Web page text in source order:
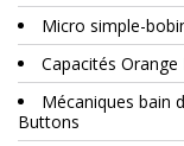
Micro simple-
Capacités Orange
Mécaniques bain
Buttons